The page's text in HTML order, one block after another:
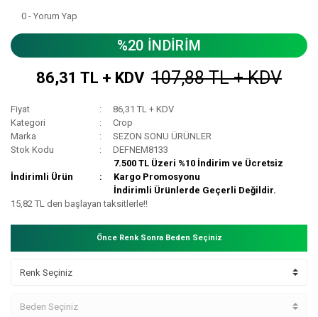
0 - Yorum Yap
%20 İNDİRİM
86,31 TL + KDV 107,88 TL + KDV
Fiyat
86,31 TL + KDV
Kategori
Crop
Marka
SEZON SONU ÜRÜNLER
Stok Kodu
DEFNEM8133
İndirimli Ürün
7.500 TL Üzeri %10 İndirim ve Ücretsiz
Kargo Promosyonu
İndirimli Ürünlerde Geçerli Değildir.
15,82 TL den başlayan taksitlerle!!
Önce Renk Sonra Beden Seçiniz